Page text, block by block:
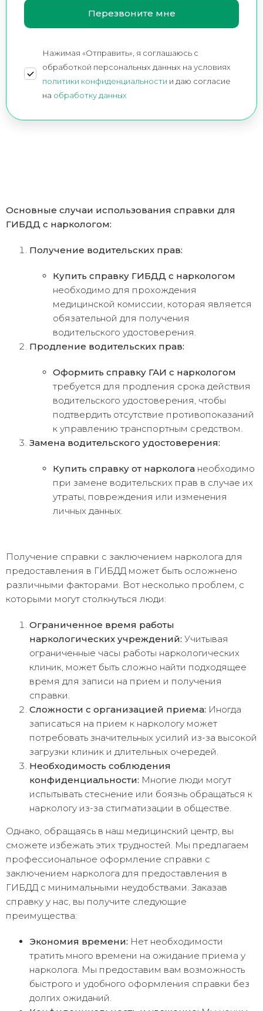
Нажимая «Отправить», я соглашаюсь c
обработкой персональных данных на условиях
политики конфиденциальности и даю согласие
на обработку данных
Основные случаи использования справки для
ГИБДД с наркологом:
Получение водительских прав:
Купить справку ГИБДД с наркологом
необходимо для прохождения
медицинской комиссии, которая является
обязательной для получения
водительского удостоверения.
Продление водительских прав:
Оформить справку ГАИ с наркологом
требуется для продления срока действия
водительского удостоверения, чтобы
подтвердить отсутствие противопоказаний
к управлению транспортным средством.
Замена водительского удостоверения:
Купить справку от нарколога необходимо
при замене водительских прав в случае их
утраты, повреждения или изменения
личных данных.
Получение справки с заключением нарколога для
предоставления в ГИБДД может быть осложнено
различными факторами. Вот несколько проблем, с
которыми могут столкнуться люди:
Ограниченное время работы
наркологических учреждений: Учитывая
ограниченные часы работы наркологических
клиник, может быть сложно найти подходящее
время для записи на прием и получения
справки.
Сложности с организацией приема: Иногда
записаться на прием к наркологу может
потребовать значительных усилий из-за высокой
загрузки клиник и длительных очередей.
Необходимость соблюдения
конфиденциальности: Многие люди могут
испытывать стеснение или боязнь обращаться к
наркологу из-за стигматизации в обществе.
Однако, обращаясь в наш медицинский центр, вы
сможете избежать этих трудностей. Мы предлагаем
профессиональное оформление справки с
заключением нарколога для предоставления в
ГИБДД с минимальными неудобствами. Заказав
справку у нас, вы получите следующие
преимущества:
Экономия времени: Нет необходимости
тратить много времени на ожидание приема у
нарколога. Мы предоставим вам возможность
быстрого и удобного оформления справки без
долгих ожиданий.